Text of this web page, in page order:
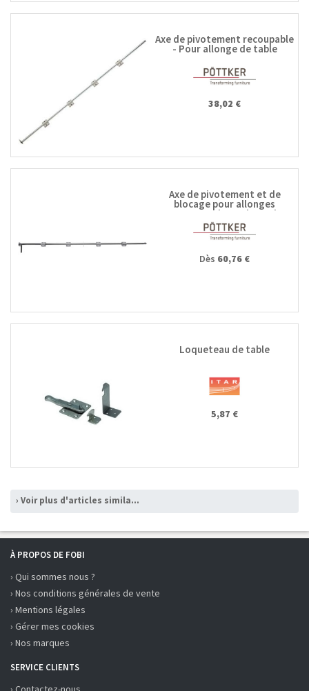
Axe de pivotement recoupable
- Pour allonge de table
38,02 €
Axe de pivotement et de
blocage pour allonges
escamotables en bout de
table
Dès 60,76 €
Loqueteau de table
5,87 €
› Voir plus d'articles similaires
À PROPOS DE FOBI
› Qui sommes nous ?
› Nos conditions générales de vente
› Mentions légales
› Gérer mes cookies
› Nos marques
SERVICE CLIENTS